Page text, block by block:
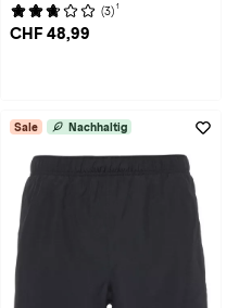
(3) 1
CHF 48,99
Sale Nachhaltig